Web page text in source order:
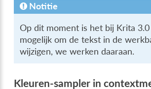
Notitie
Op dit moment is het bij Krita
mogelijk om de tekst in de
wijzigen, we werken daaraan.
Kleuren-sampler in